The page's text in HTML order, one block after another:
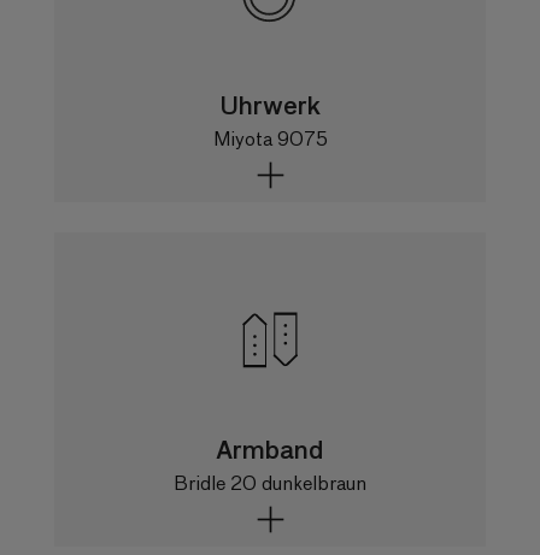
schwarz mit Luminova, rot
Uhrwerk
Miyota 9075
Zweite Zeitzone (True GMT), Datum,
Sekundenstopp, Handaufzug
Armband
Bridle 20 dunkelbraun